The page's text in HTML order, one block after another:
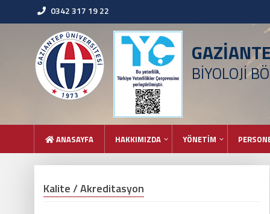
0342 317 19 22
BİYOLOJİ
ANASAYFA HAKKIMIZDA YÖNETİM
Kalite / Akreditasyon